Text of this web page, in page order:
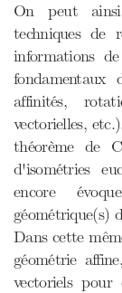
On peut
techniques de
informations
fondamentaux
affinités,
vectorielles,
théorème de
d'isométries
encore
géométrique(s)
Dans cette
géométrie
vectoriels pour